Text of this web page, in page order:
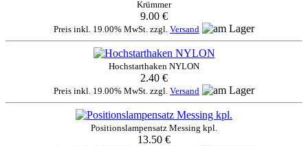
Krümmer
9.00 €
Preis inkl. 19.00% MwSt. zzgl. Versand
Hochstarthaken NYLON
2.40 €
Preis inkl. 19.00% MwSt. zzgl. Versand
Positionslampensatz Messing kpl.
13.50 €